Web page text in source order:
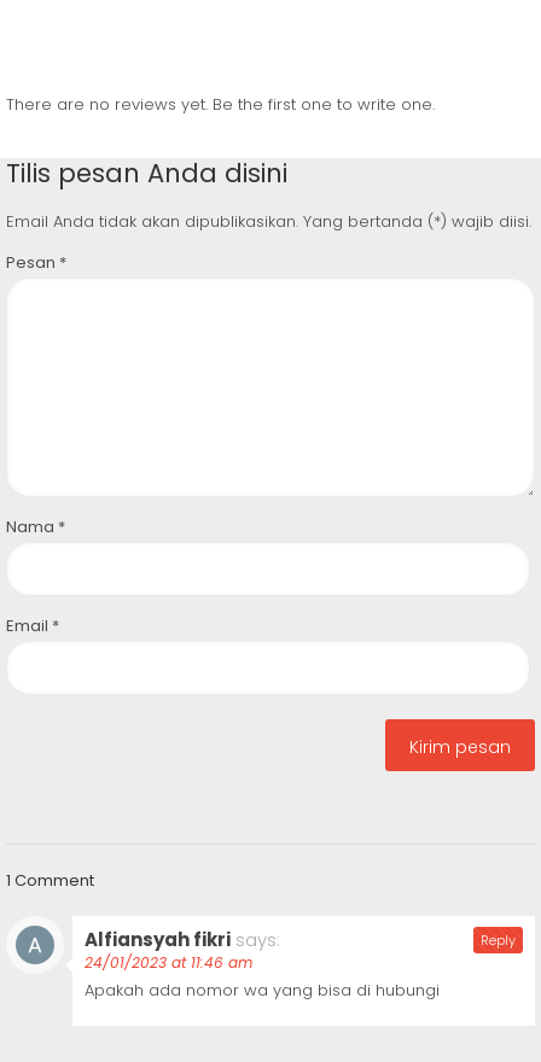
There are no reviews yet. Be the first one to write one.
1 Comment
Alfiansyah fikri says:
24/01/2023 at 11:46 am
Apakah ada nomor wa yang bisa di hubungi
Reply
Tilis pesan Anda disini
Email Anda tidak akan dipublikasikan. Yang bertanda (*) wajib diisi.
Pesan *
Nama *
Email *